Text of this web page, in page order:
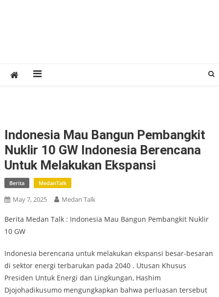
Indonesia Mau Bangun Pembangkit
Nuklir 10 GW Indonesia Berencana
Untuk Melakukan Ekspansi
Berita MedanTalk
May 7, 2025 Medan Talk
Berita Medan Talk : Indonesia Mau Bangun Pembangkit Nuklir
10 GW
Indonesia berencana untuk melakukan ekspansi besar-besaran
di sektor energi terbarukan pada 2040 . Utusan Khusus
Presiden Untuk Energi dan Lingkungan, Hashim
Djojohadikusumo mengungkapkan bahwa perluasan tersebut